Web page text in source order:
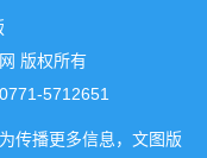
版权所有
5712651
传播更多信息，文图版